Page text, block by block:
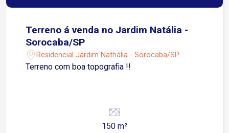
Terreno á venda no Jardim Natália -
Sorocaba/SP
Residencial Jardim Nathália - Sorocaba/SP
Terreno com boa topografia !!
150 m²